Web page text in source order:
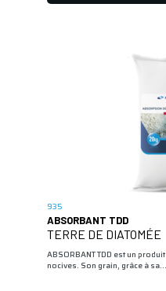
935
ABSORBANT TDD
TERRE DE DIATOMÉE
ABSORBANT TDD est un
nocives. Son grain, grâce à sa…